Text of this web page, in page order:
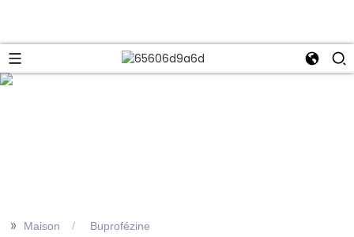
>> Maison Buprofézine